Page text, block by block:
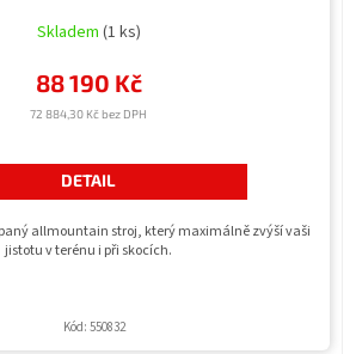
Skladem (1 ks)
72 884,30 Kč bez DPH
88 190 Kč
DETAIL
allmountain stroj, který maximálně zvýší vaši
jistotu v terénu i při skocích.
Kód: 550832